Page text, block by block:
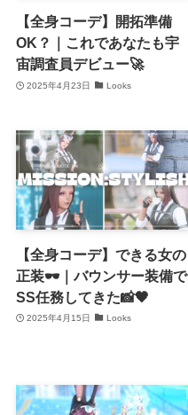
【全身コーデ】開拓準備
OK？｜これであなたも宇
宙調査員デビュー🚀
2025年4月23日 Looks
【全身コーデ】できる女の
正装🕶️｜バウンサー装備で
SS任務してきた📸🖤
2025年4月15日 Looks